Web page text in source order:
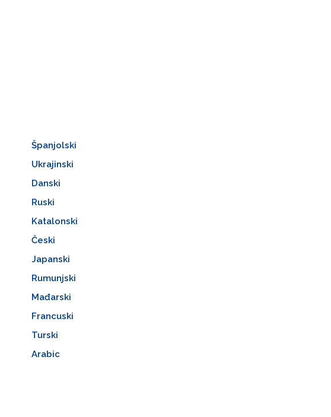
Španjolski
Ukrajinski
Danski
Ruski
Katalonski
Česki
Japanski
Rumunjski
Mađarski
Francuski
Turski
Arabic